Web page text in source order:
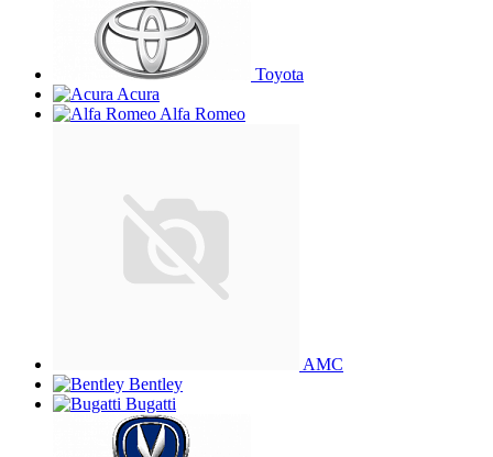
Toyota
Acura
Alfa Romeo
AMC
Bentley
Bugatti